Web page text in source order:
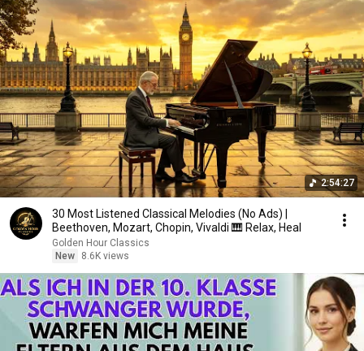
2:54:27
30 Most Listened Classical Melodies (No Ads) |
Beethoven, Mozart, Chopin, Vivaldi 🎹 Relax, Heal
Golden Hour Classics
New
8.6K views